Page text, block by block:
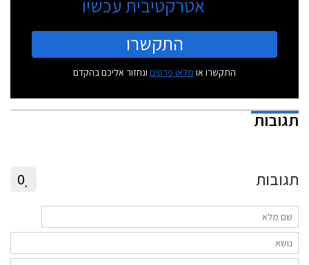
אטרקטיבית עכשיו
התקשרו
התקשרו או מלאו פרטים ונחזור אליכם בהקדם
תגובות
תגובות 0